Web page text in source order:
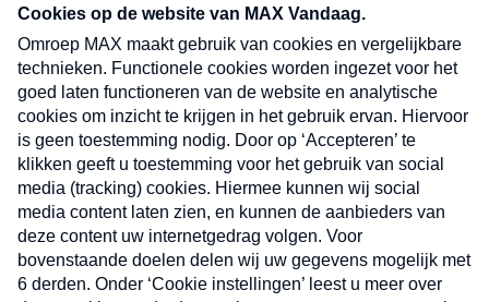
nieuwsbrief. Elke vrijdag- en dinsdagochtend in
uw mailbox.
Verzend